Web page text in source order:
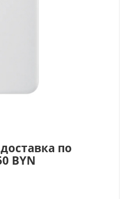
по
BYN